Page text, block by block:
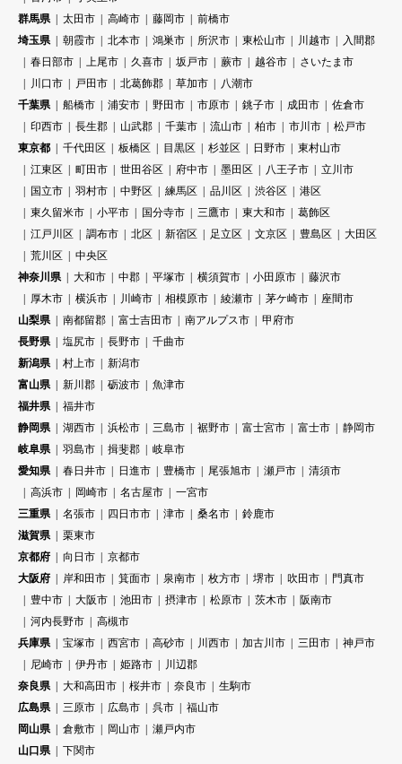
群馬県
太田市 高崎市 藤岡市
前橋市
埼玉県
朝霞市 北本市 鴻巣市 所沢市 東松山市 川越市
入間郡
春日部市
上尾市 久喜市 坂戸市 蕨市 越谷市
さいたま市
川口市
戸田市 北葛飾郡 草加市
八潮市
千葉県
船橋市 浦安市 野田市 市原市 銚子市 成田市
佐倉市
印西市
長生郡 山武郡 千葉市 流山市 柏市 市川市
松戸市
東京都
千代田区 板橋区 目黒区 杉並区 日野市
東村山市
江東区
町田市 世田谷区 府中市 墨田区 八王子市
立川市
国立市
羽村市 中野区 練馬区 品川区 渋谷区
港区
東久留米市
小平市 国分寺市 三鷹市 東大和市
葛飾区
江戸川区
調布市 北区 新宿区 足立区 文京区 豊島区
大田区
荒川区
中央区
神奈川県
大和市 中郡 平塚市 横須賀市 小田原市
藤沢市
厚木市
横浜市 川崎市 相模原市 綾瀬市 茅ケ崎市
座間市
山梨県
南都留郡 富士吉田市 南アルプス市
甲府市
長野県
塩尻市 長野市
千曲市
新潟県
村上市
新潟市
富山県
新川郡 砺波市
魚津市
福井県
福井市
静岡県
湖西市 浜松市 三島市 裾野市 富士宮市 富士市
静岡市
岐阜県
羽島市 揖斐郡
岐阜市
愛知県
春日井市 日進市 豊橋市 尾張旭市 瀬戸市
清須市
高浜市
岡崎市 名古屋市
一宮市
三重県
名張市 四日市市 津市 桑名市
鈴鹿市
滋賀県
栗東市
京都府
向日市
京都市
大阪府
岸和田市 箕面市 泉南市 枚方市 堺市 吹田市
門真市
豊中市
大阪市 池田市 摂津市 松原市 茨木市
阪南市
河内長野市
高槻市
兵庫県
宝塚市 西宮市 高砂市 川西市 加古川市 三田市
神戸市
尼崎市
伊丹市 姫路市
川辺郡
奈良県
大和高田市 桜井市 奈良市
生駒市
広島県
三原市 広島市 呉市
福山市
岡山県
倉敷市 岡山市
瀬戸内市
山口県
下関市